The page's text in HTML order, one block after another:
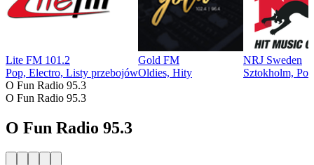
Lite FM 101.2
Pop, Electro, Listy przebojów
Gold FM
Oldies, Hity
NRJ Sweden
Sztokholm,
O Fun Radio 95.3
O Fun Radio 95.3
O Fun Radio 95.3